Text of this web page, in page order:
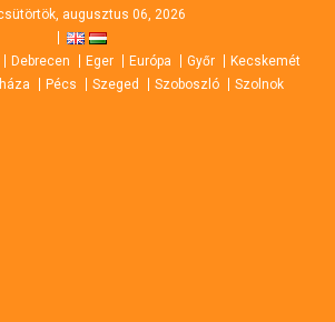
augusztus 06, 2026
Debrecen Eger Európa Győr
Kecskemét
Pécs Szeged Szoboszló Szolnok